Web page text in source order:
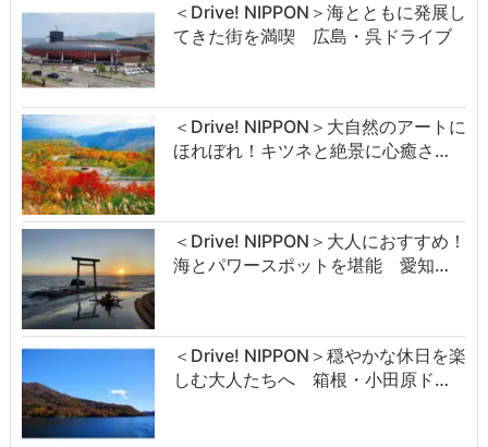
＜Drive! NIPPON＞海とともに発展し
てきた街を満喫 広島・呉ドライブ
＜Drive! NIPPON＞大自然のアートに
ほれぼれ！キツネと絶景に心癒さ…
＜Drive! NIPPON＞大人におすすめ！
海とパワースポットを堪能 愛知…
＜Drive! NIPPON＞穏やかな休日を楽
しむ大人たちへ 箱根・小田原ド…